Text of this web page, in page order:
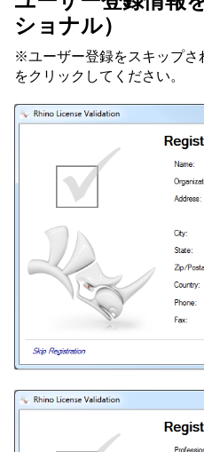
ショナル）
※ユーザー登録をスキップさ
をクリックしてください。